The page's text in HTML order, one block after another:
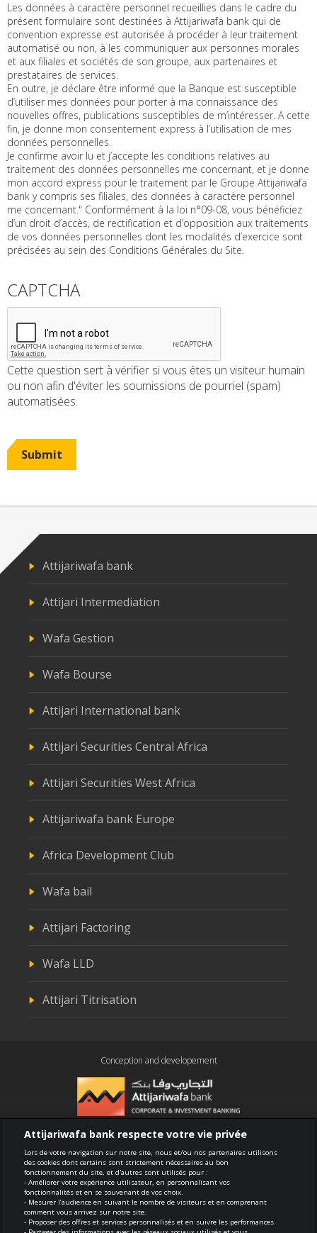
Les données à caractère personnel recueillies dans le cadre du
présent formulaire sont destinées à Attijariwafa bank qui de
convention expresse est autorisée à procéder à leur traitement
automatisé ou non, à les communiquer aux personnes morales
et aux filiales et sociétés de son groupe, aux partenaires et
prestataires de services.
En outre, je déclare être informé que la Banque est susceptible
d’utiliser mes données pour porter à ma connaissance des
nouvelles offres, publications susceptibles de m’intéresser. A cette
fin, je donne mon consentement express à l’utilisation de mes
données personnelles.
Je confirme avoir lu et j’accepte les conditions relatives au
traitement des données personnelles me concernant, et je donne
mon accord express pour le traitement par le Groupe Attijariwafa
bank y compris ses filiales, des données à caractère personnel
me concernant." Conformément à la loi n°09-08, vous bénéficiez
d’un droit d’accès, de rectification et d’opposition aux traitements
de vos données personnelles dont les modalités d’exercice sont
précisées au sein des Conditions Générales du Site.
CAPTCHA
Cette question sert à vérifier si vous êtes un visiteur humain
ou non afin d'éviter les soumissions de pourriel (spam)
automatisées.
Submit
Attijariwafa bank
Attijari Intermediation
Wafa Gestion
Wafa Bourse
Attijari International bank
Attijari Securities Central Africa
Attijari Securities West Africa
Attijariwafa bank Europe
Africa Development Club
Wafa bail
Attijari Factoring
Wafa LLD
Attijari Titrisation
Conception and developement
Compliance
Terms of use
Security and confidentiality
Attijariwafa bank respecte votre vie privée
Lors de votre navigation sur notre site, nous et/ou nos partenaires utilisons
des cookies dont certains sont strictement nécessaires au bon
fonctionnement du site, et d'autres sont utilisés pour :
- Améliorer votre expérience utilisateur, en personnalisant vos
fonctionnalités et en se souvenant de vos choix.
- Mesurer l’audience en suivant le nombre de visiteurs et en comprenant
comment vous arrivez sur notre site.
- Proposer des offres et services personnalisés et en suivre les performances.